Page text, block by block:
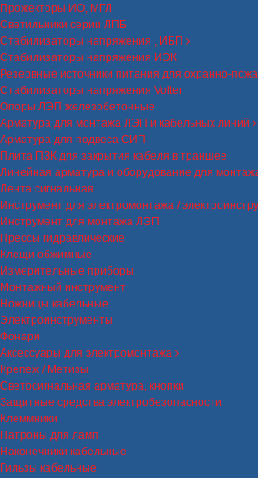
Прожекторы ИО, МГЛ
Светильники серии ЛПБ
Стабилизаторы напряжения , ИБП
Стабилизаторы напряжения ИЭК
Резервные источники питания для охранно-
Стабилизаторы напряжения Volter
Опоры ЛЭП железобетонные
Арматура для монтажа ЛЭП и кабельных линий
Арматура для подвеса СИП
Плита ПЗК для закрытия кабеля в траншее
Линейная арматура и оборудование для
Лента сигнальная
Инструмент для электромонтажа /
Инструмент для монтажа ЛЭП
Прессы гидравлические
Клещи обжимные
Измерительные приборы
Монтажный инструмент
Ножницы кабельные
Электроинструменты
Фонари
Аксессуары для электромонтажа
Крепеж / Метизы
Светосигнальная арматура, кнопки
Защитные средства электробезопасности
Клеммники
Патроны для ламп
Наконечники кабельные
Гильзы кабельные